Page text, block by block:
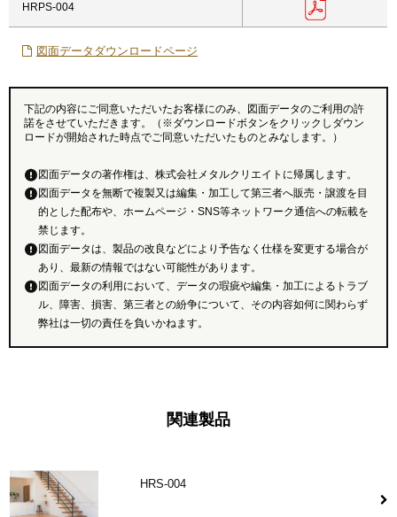
HRPS-004
図面データダウンロードページ
下記の内容にご同意いただいたお客様にのみ、図面データのご利用の許
諾をさせていただきます。（※ダウンロードボタンをクリックしダウン
ロードが開始された時点でご同意いただいたものとみなします。）
図面データの著作権は、株式会社メタルクリエイトに帰属します。
図面データを無断で複製又は編集・加工して第三者へ販売・譲渡を目
的とした配布や、ホームページ・SNS等ネットワーク通信への転載を
禁じます。
図面データは、製品の改良などにより予告なく仕様を変更する場合が
あり、最新の情報ではない可能性があります。
図面データの利用において、データの瑕疵や編集・加工によるトラブ
ル、障害、損害、第三者との紛争について、その内容如何に関わらず
弊社は一切の責任を負いかねます。
関連製品
HRS-004